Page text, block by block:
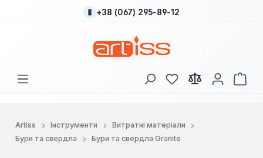
Перейти до основного вмісту
+38 (067) 295-89-12
У вас є 0 у списку
Artiss Інструменти
Витратні матеріали
Бури та свердла
Бури та свердла Granite